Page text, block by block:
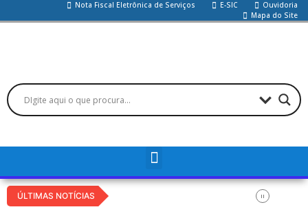
Nota Fiscal Eletrônica de Serviços E-SIC
Ouvidoria
Mapa do Site
ÚLTIMAS NOTÍCIAS